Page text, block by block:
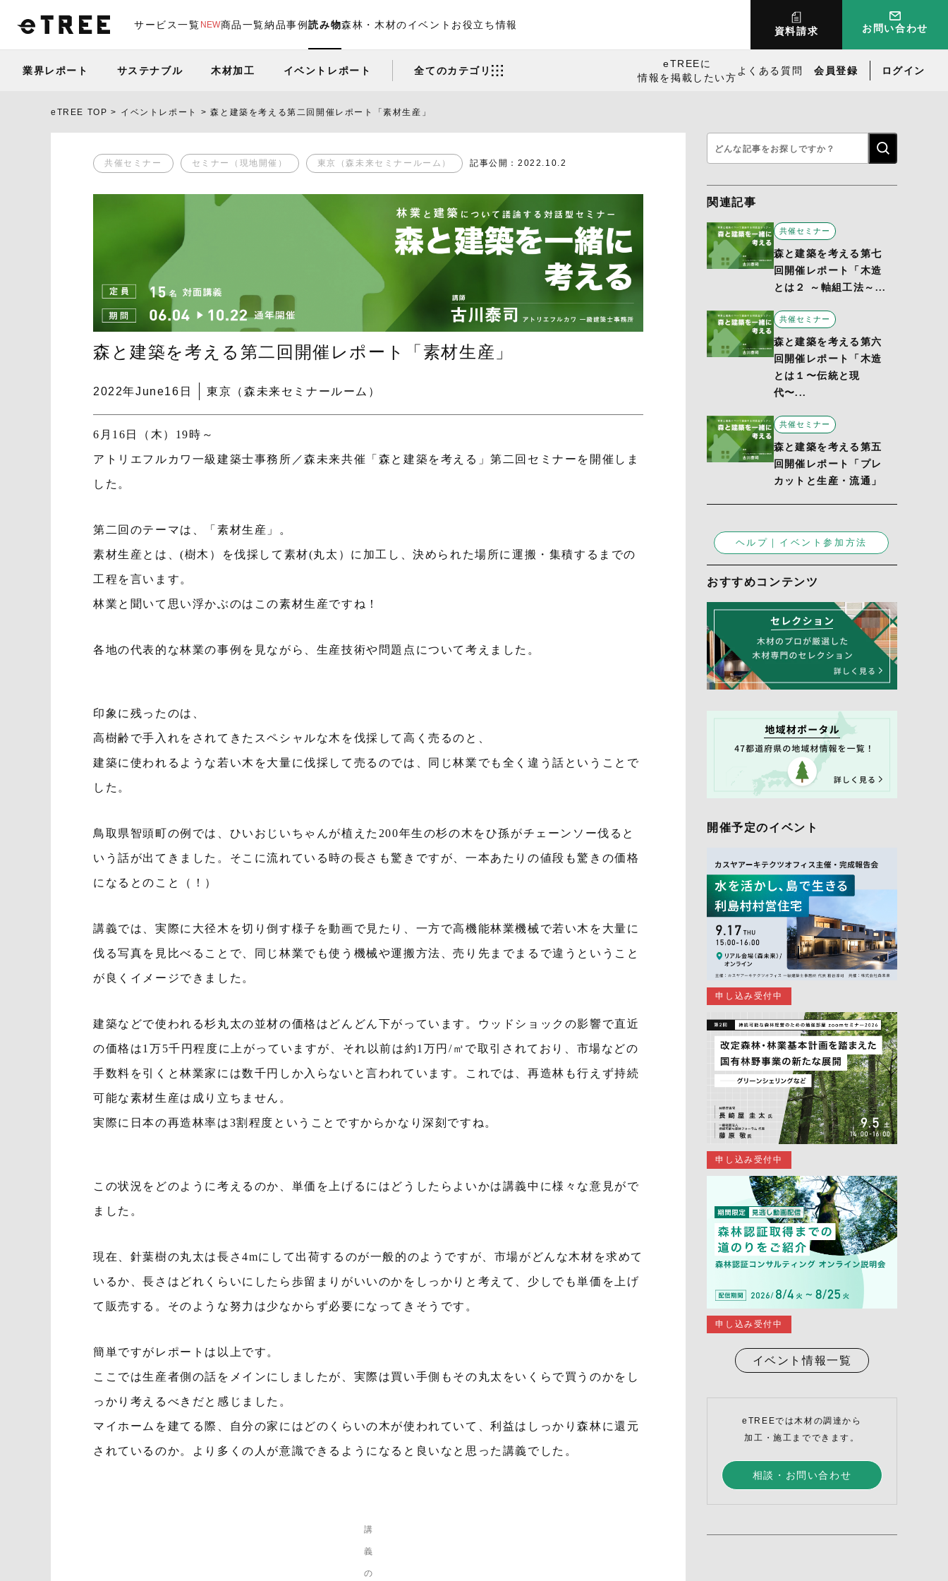
サービス一覧 NEW商品一覧納品事例読み物森林・木材のイベント お役立ち情報
資料請求 お問い合わせ
業界レポート サステナブル 木材加工 イベントレポート 全てのカテゴリ
eTREEに
情報を掲載したい方
よくある質問 会員登録 ログイン
eTREE TOP イベントレポート 森と建築を考える第二回開催レポート「素材生産」
共催セミナー セミナー（現地開催） 東京（森未来セミナールーム） 記事公開：2022.10.2
森と建築を考える第二回開催レポート「素材生産」
2022年June16日 東京（森未来セミナールーム）
6月16日（木）19時～
アトリエフルカワ一級建築士事務所／森未来共催「森と建築を考える」第二回セミナーを開催しま
した。
第二回のテーマは、「素材生産」。
素材生産とは、(樹木）を伐採して素材(丸太）に加工し、決められた場所に運搬・集積するまでの
工程を言います。
林業と聞いて思い浮かぶのはこの素材生産ですね！
各地の代表的な林業の事例を見ながら、生産技術や問題点について考えました。
印象に残ったのは、
高樹齢で手入れをされてきたスペシャルな木を伐採して高く売るのと、
建築に使われるような若い木を大量に伐採して売るのでは、同じ林業でも全く違う話ということで
した。
鳥取県智頭町の例では、ひいおじいちゃんが植えた200年生の杉の木をひ孫がチェーンソー伐ると
いう話が出てきました。そこに流れている時の長さも驚きですが、一本あたりの値段も驚きの価格
になるとのこと（！）
講義では、実際に大径木を切り倒す様子を動画で見たり、一方で高機能林業機械で若い木を大量に
伐る写真を見比べることで、同じ林業でも使う機械や運搬方法、売り先までまるで違うということ
が良くイメージできました。
建築などで使われる杉丸太の並材の価格はどんどん下がっています。ウッドショックの影響で直近
の価格は1万5千円程度に上がっていますが、それ以前は約1万円/㎥で取引されており、市場などの
手数料を引くと林業家には数千円しか入らないと言われています。これでは、再造林も行えず持続
可能な素材生産は成り立ちません。
実際に日本の再造林率は3割程度ということですからかなり深刻ですね。
この状況をどのように考えるのか、単価を上げるにはどうしたらよいかは講義中に様々な意見がで
ました。
現在、針葉樹の丸太は長さ4mにして出荷するのが一般的のようですが、市場がどんな木材を求めて
いるか、長さはどれくらいにしたら歩留まりがいいのかをしっかりと考えて、少しでも単価を上げ
て販売する。そのような努力は少なからず必要になってきそうです。
簡単ですがレポートは以上です。
ここでは生産者側の話をメインにしましたが、実際は買い手側もその丸太をいくらで買うのかをし
っかり考えるべきだと感じました。
マイホームを建てる際、自分の家にはどのくらいの木が使われていて、利益はしっかり森林に還元
されているのか。より多くの人が意識できるようになると良いなと思った講義でした。
講
義
の
関連記事
共催セミナー
森と建築を考える第七
回開催レポート「木造
とは２ ～軸組工法～...
共催セミナー
森と建築を考える第六
回開催レポート「木造
とは１〜伝統と現
代〜...
共催セミナー
森と建築を考える第五
回開催レポート「プレ
カットと生産・流通」
ヘルプ｜イベント参加方法
おすすめコンテンツ
開催予定のイベント
申し込み受付中
申し込み受付中
申し込み受付中
イベント情報一覧
eTREEでは木材の調達から
加工・施工までできます。
相談・お問い合わせ